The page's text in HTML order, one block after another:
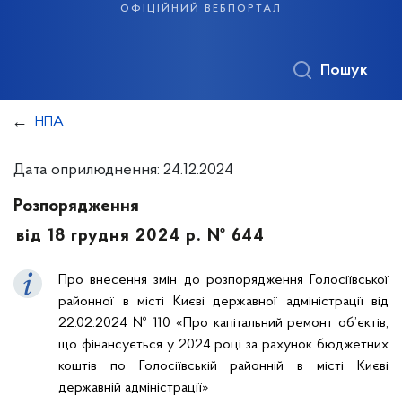
офіційний вебпортал
Пошук
НПА
Дата оприлюднення: 24.12.2024
Розпорядження
від 18 грудня 2024 р. № 644
Про внесення змін до розпорядження Голосіївської
районної в місті Києві державної адміністрації від
22.02.2024 № 110 «Про капітальний ремонт об’єктів,
що фінансується у 2024 році за рахунок бюджетних
коштів по Голосіївській районній в місті Києві
державній адміністрації»